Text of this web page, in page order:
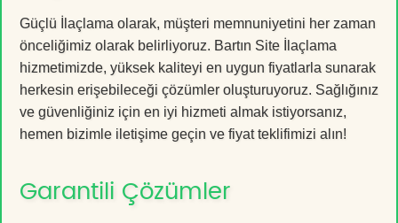
Güçlü İlaçlama olarak, müşteri memnuniyetini her zaman
önceliğimiz olarak belirliyoruz. Bartın Site İlaçlama
hizmetimizde, yüksek kaliteyi en uygun fiyatlarla sunarak
herkesin erişebileceği çözümler oluşturuyoruz. Sağlığınız
ve güvenliğiniz için en iyi hizmeti almak istiyorsanız,
hemen bizimle iletişime geçin ve fiyat teklifimizi alın!
Garantili Çözümler